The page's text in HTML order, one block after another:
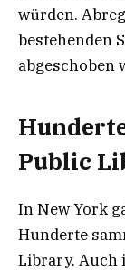
würden.
bestehenden
abgeschoben
Public
In New York
Hunderte
Library. Auch